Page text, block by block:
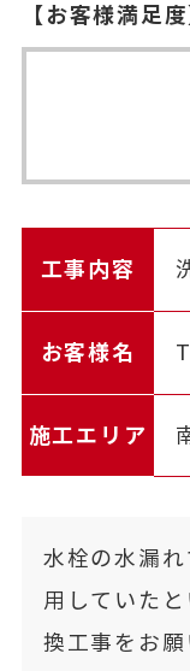
【お客様満足度
工事内容
お客様名
施工エリア
水栓の水漏
用していた
換工事をお